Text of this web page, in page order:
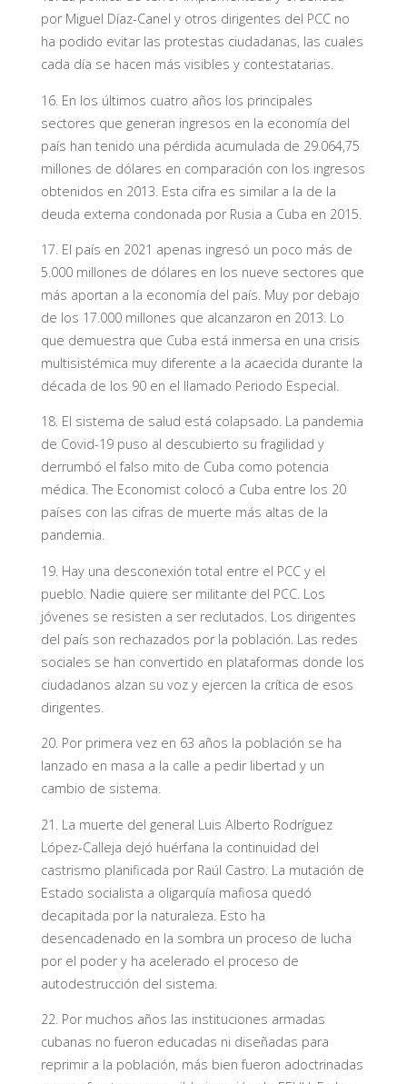
por Miguel Díaz-Canel y otros dirigentes del PCC no
ha podido evitar las protestas ciudadanas, las cuales
cada día se hacen más visibles y contestatarias.
16. En los últimos cuatro años los principales
sectores que generan ingresos en la economía del
país han tenido una pérdida acumulada de 29.064,75
millones de dólares en comparación con los ingresos
obtenidos en 2013. Esta cifra es similar a la de la
deuda externa condonada por Rusia a Cuba en 2015.
17. El país en 2021 apenas ingresó un poco más de
5.000 millones de dólares en los nueve sectores que
más aportan a la economía del país. Muy por debajo
de los 17.000 millones que alcanzaron en 2013. Lo
que demuestra que Cuba está inmersa en una crisis
multisistémica muy diferente a la acaecida durante la
década de los 90 en el llamado Periodo Especial.
18. El sistema de salud está colapsado. La pandemia
de Covid-19 puso al descubierto su fragilidad y
derrumbó el falso mito de Cuba como potencia
médica. The Economist colocó a Cuba entre los 20
países con las cifras de muerte más altas de la
pandemia.
19. Hay una desconexión total entre el PCC y el
pueblo. Nadie quiere ser militante del PCC. Los
jóvenes se resisten a ser reclutados. Los dirigentes
del país son rechazados por la población. Las redes
sociales se han convertido en plataformas donde los
ciudadanos alzan su voz y ejercen la crítica de esos
dirigentes.
20. Por primera vez en 63 años la población se ha
lanzado en masa a la calle a pedir libertad y un
cambio de sistema.
21. La muerte del general Luis Alberto Rodríguez
López-Calleja dejó huérfana la continuidad del
castrismo planificada por Raúl Castro. La mutación de
Estado socialista a oligarquía mafiosa quedó
decapitada por la naturaleza. Esto ha
desencadenado en la sombra un proceso de lucha
por el poder y ha acelerado el proceso de
autodestrucción del sistema.
22. Por muchos años las instituciones armadas
cubanas no fueron educadas ni diseñadas para
reprimir a la población, más bien fueron adoctrinadas